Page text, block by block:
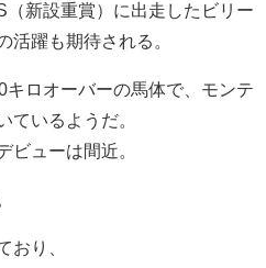
（新設重賞）に出走したビリー
活躍も期待される。
キロオーバーの馬体で、モンテ
ているようだ。
ビューは間近。
おり、